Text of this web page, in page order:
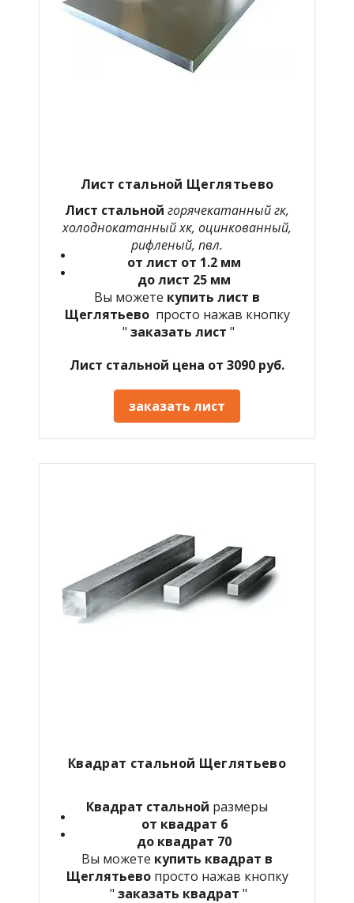
Лист стальной Щеглятьево
Лист стальной горячекатанный гк,
холоднокатанный хк, оцинкованный,
рифленый, пвл.
от лист от 1.2 мм
до лист 25 мм
Вы можете купить лист в
Щеглятьево просто нажав кнопку
" заказать лист "
Лист стальной цена от 3090 руб.
заказать лист
Квадрат стальной Щеглятьево
Квадрат стальной размеры
от квадрат 6
до квадрат 70
Вы можете купить квадрат в
Щеглятьево просто нажав кнопку
" заказать квадрат "